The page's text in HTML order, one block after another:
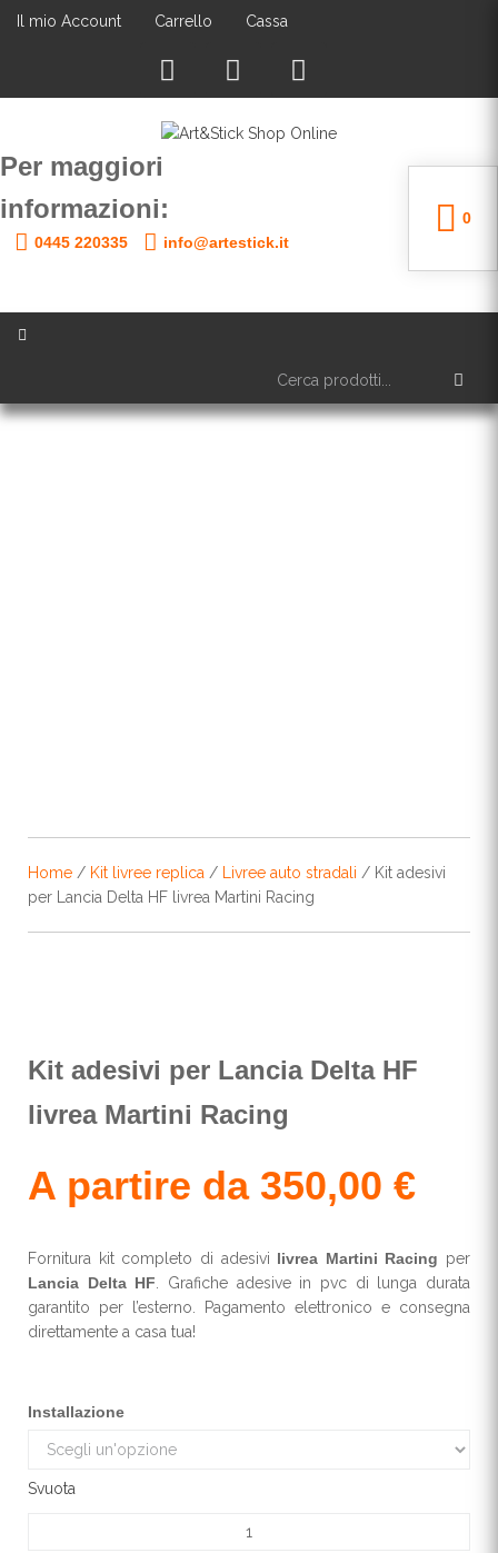
Il mio Account Carrello Cassa
Per maggiori
informazioni:
0445 220335 info@artestick.it
0
Home / Kit livree replica / Livree auto stradali / Kit adesivi
per Lancia Delta HF livrea Martini Racing
Kit adesivi per Lancia Delta HF
livrea Martini Racing
A partire da 350,00 €
Fornitura kit completo di adesivi livrea Martini Racing per
Lancia Delta HF. Grafiche adesive in pvc di lunga durata
garantito per l’esterno. Pagamento elettronico e consegna
direttamente a casa tua!
Installazione
Svuota